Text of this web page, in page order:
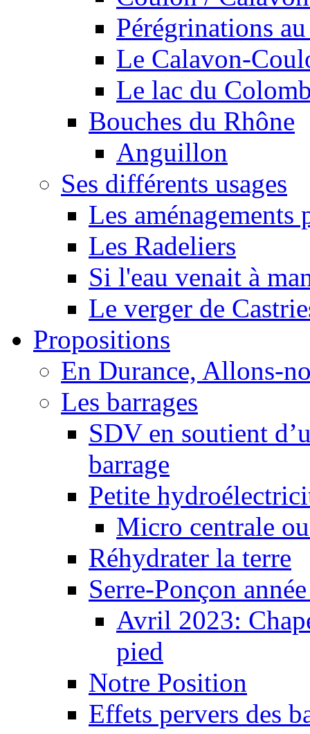
Pérégrinations
Le Calavon-
Le lac du
Bouches du Rhône
Anguillon
Ses différents usages
Les
Les Radeliers
Si l'eau venait à
Le verger de
Propositions
En Durance, Allons-
Les barrages
SDV en soutient
barrage
Petite
Micro centrale
Réhydrater la terre
Serre-Ponçon
Avril 2023:
pied
Notre Position
Effets pervers des